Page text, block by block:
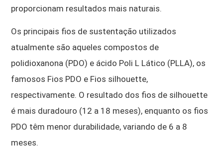
proporcionam resultados mais naturais.
Os principais fios de sustentação utilizados
atualmente são aqueles compostos de
polidioxanona (PDO) e ácido Poli L Lático (PLLA), os
famosos Fios PDO e Fios silhouette,
respectivamente. O resultado dos fios de silhouette
é mais duradouro (12 a 18 meses), enquanto os fios
PDO têm menor durabilidade, variando de 6 a 8
meses.